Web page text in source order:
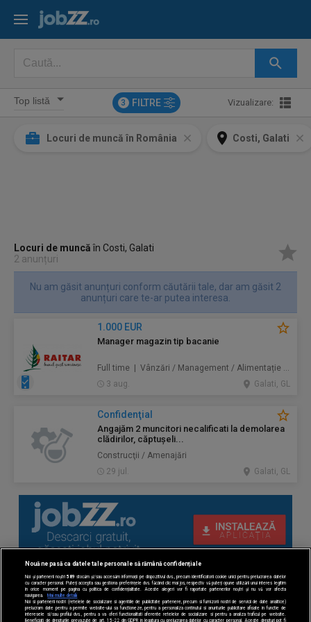
3 FILTRE Vizualizare:
Locuri de muncă în România Costi, Galati
Locuri de muncăîn Costi, Galati
2 anunțuri
Nu am găsit anunțuri conform căutării tale, dar am găsit 2
anunțuri care te-ar putea interesa.
1.000 EUR
Manager magazin tip bacanie
Full time | Vânzări / Management / Alimentație / Comerț
3 aug.
Galati, GL
Confidenţial
Angajăm 2 muncitori necalificati la demolarea
clădirilor, căptușeli...
Construcţii / Amenajări
29 jul.
Galati, GL
Nouă ne pasă ca datele tale personale să rămână confidențiale
Noi și partenerii noștri 589 stocăm și/sau accesăm informații pe dispozitivul dvs., precum identificatorii cookie unici pentru prelucrarea datelor
cu caracter personal. Puteți accepta sau gestiona preferințele dvs. făcând clic mai jos, respectiv vă puteți opune utilizării unui interes legitim
în orice moment pe pagina cu politica de confidențialitate. Aceste alegeri vor fi raportate partenerilor noștri și nu vă vor afecta
navigarea.
Mai multe detalii
Noi si partenerii nostri (retelele de socializare si agentiile de publicitate partenere, precum si furnizorii nostri de servicii de date analitice)
prelucram date pentru a permite website-ului sa functioneze, pentru a personaliza continutul si anunturile publicitare afisate in functie de
interesele si/sau profilul dvs., pentru a va oferi functionalitati aferente retelelor de socializare si pentru a analiza traficul pe website.
Beneficiati de drepturile prevazute de art. 15-22 din GDPR in legatura cu prelucrarea datelor cu caracter personal. Aceste drepturi pot fi